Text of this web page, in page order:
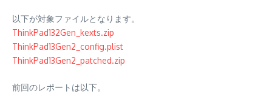
以下が対象ファイルとなります。
ThinkPad132Gen_kexts.zip
ThinkPad13Gen2_config.plist
ThinkPad13Gen2_patched.zip
前回のレポートは以下。